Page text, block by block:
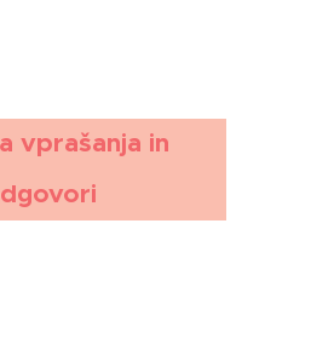
vprašanja in